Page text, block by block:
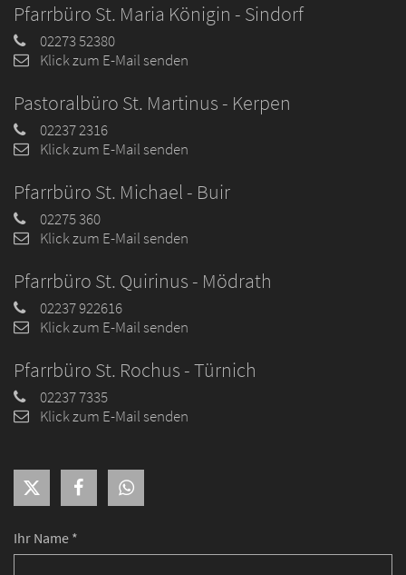
Ihr Name *
Pfarrbüro St. Maria Königin - Sindorf
02273 52380
Klick zum E-Mail senden
Pastoralbüro St. Martinus - Kerpen
02237 2316
Klick zum E-Mail senden
Pfarrbüro St. Michael - Buir
02275 360
Klick zum E-Mail senden
Pfarrbüro St. Quirinus - Mödrath
02237 922616
Klick zum E-Mail senden
Pfarrbüro St. Rochus - Türnich
02237 7335
Klick zum E-Mail senden